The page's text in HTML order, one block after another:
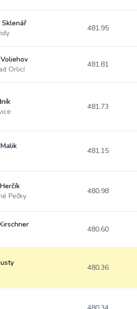
Sklenář
481.95
Orlicí
481.81
481.73
481.15
Pečky
480.98
480.60
480.36